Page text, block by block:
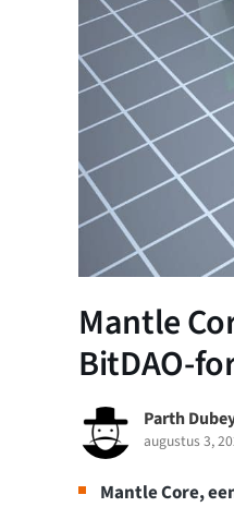
Mantle
BitDAO-
Parth
augustus 3,
Mantle Core,